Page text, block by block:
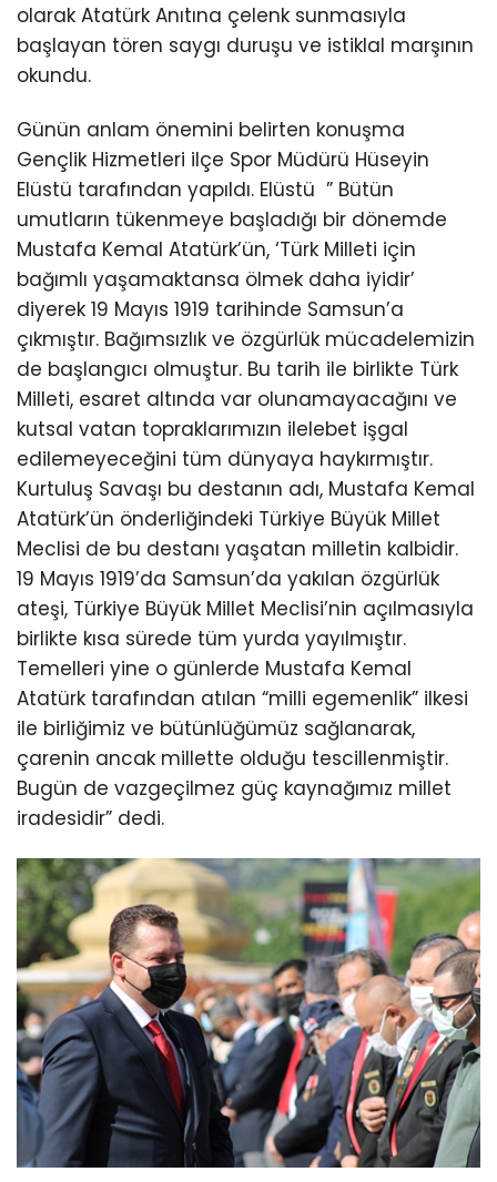
olarak Atatürk Anıtına çelenk sunmasıyla
başlayan tören saygı duruşu ve istiklal marşının
okundu.
Günün anlam önemini belirten konuşma
Gençlik Hizmetleri ilçe Spor Müdürü Hüseyin
Elüstü tarafından yapıldı. Elüstü ” Bütün
umutların tükenmeye başladığı bir dönemde
Mustafa Kemal Atatürk’ün, ‘Türk Milleti için
bağımlı yaşamaktansa ölmek daha iyidir’
diyerek 19 Mayıs 1919 tarihinde Samsun’a
çıkmıştır. Bağımsızlık ve özgürlük mücadelemizin
de başlangıcı olmuştur. Bu tarih ile birlikte Türk
Milleti, esaret altında var olunamayacağını ve
kutsal vatan topraklarımızın ilelebet işgal
edilemeyeceğini tüm dünyaya haykırmıştır.
Kurtuluş Savaşı bu destanın adı, Mustafa Kemal
Atatürk’ün önderliğindeki Türkiye Büyük Millet
Meclisi de bu destanı yaşatan milletin kalbidir.
19 Mayıs 1919’da Samsun’da yakılan özgürlük
ateşi, Türkiye Büyük Millet Meclisi’nin açılmasıyla
birlikte kısa sürede tüm yurda yayılmıştır.
Temelleri yine o günlerde Mustafa Kemal
Atatürk tarafından atılan “milli egemenlik” ilkesi
ile birliğimiz ve bütünlüğümüz sağlanarak,
çarenin ancak millette olduğu tescillenmiştir.
Bugün de vazgeçilmez güç kaynağımız millet
iradesidir” dedi.